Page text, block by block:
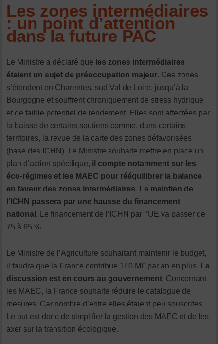
Les zones intermédiaires
: un point d’attention
dans la future PAC
Le Ministre a déclaré que les zones intermédiaires
étaient un sujet de préoccupation majeur. Ces zones
s’étendent en Charentes, sud Val de Loire, jusqu’à la
Bourgogne et souffrent chroniquement de stress hydrique
et de faible potentiel de rendement. Elles sont affectées par
la baisse de certains soutiens comme, dans certains
territoires, la revue de la carte des zones défavorisées
(base des ICHN). Le Ministre souhaite mettre en place un
plan d’action spécifique, il compte notamment sur les
éco-régimes et les MAEC pour rééquilibrer la balance
en faveur des zones intermédiaires. Le maintien de
l’ICHN passera par une hausse du financement
national . Le financement de l’ICHN par l’UE va passer de
75 à 65 %.
Le Ministre de l’Agriculture souhaitant maintenir le budget,
il faudra que la France contribue 140 M€ par an en plus. La
discussion est en cours au gouvernement. Concernant
les MAEC, la France souhaite réduire le catalogue de
mesures. Car nombre d’entre elles étaient peu souscrites.
Le but est donc de simplifier la gestion des MAEC et de les
axer sur la transition écologique.